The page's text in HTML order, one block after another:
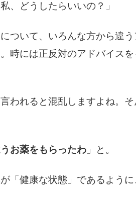
、どうしたらいいの？」
ついて、いろんな方から違
時には正反対のアドバイス
われると混乱しますよね。
お薬をもらったわ 」と。
「健康な状態」であるように